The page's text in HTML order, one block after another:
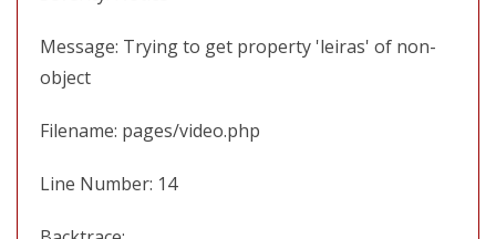
Message: Trying to get property 'leiras' of non-
object
Filename: pages/video.php
Line Number: 14